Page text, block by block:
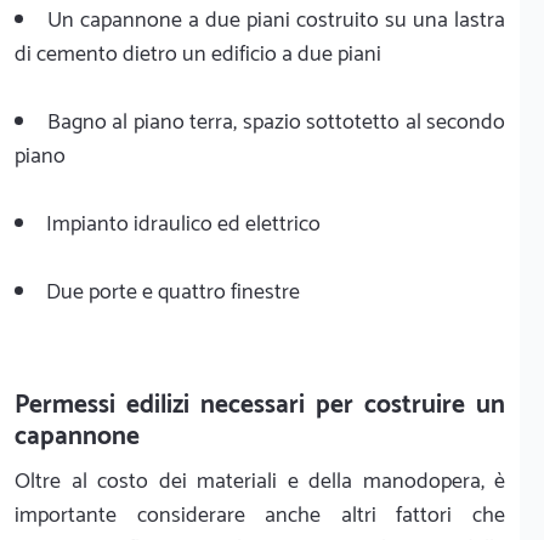
Un capannone a due piani costruito su una lastra
di cemento dietro un edificio a due piani
Bagno al piano terra, spazio sottotetto al secondo
piano
Impianto idraulico ed elettrico
Due porte e quattro finestre
Permessi edilizi necessari per costruire un
capannone
Oltre al costo dei materiali e della manodopera, è
importante considerare anche altri fattori che